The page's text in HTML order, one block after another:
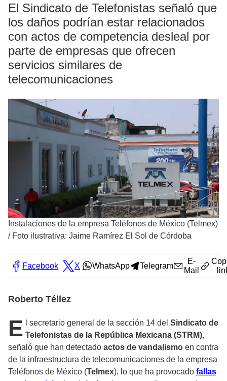
El Sindicato de Telefonistas señaló que
los daños podrían estar relacionados
con actos de competencia desleal por
parte de empresas que ofrecen
servicios similares de
telecomunicaciones
Instalaciones de la empresa Teléfonos de México (Telmex)
/ Foto ilustrativa: Jaime Ramírez El Sol de Córdoba
Facebook X WhatsApp Telegram
E-
Mail
Roberto Téllez
E l secretario general de la sección 14 del Sindicato de
Telefonistas de la República Mexicana (STRM),
señaló que han detectado actos de vandalismo en contra
de la infraestructura de telecomunicaciones de la empresa
Teléfonos de México (Telmex), lo que ha provocado fallas